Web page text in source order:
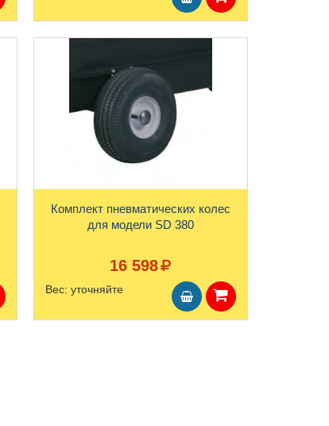
Комплект пневматических колес
для модели SD 380
16 598
Вес: уточняйте